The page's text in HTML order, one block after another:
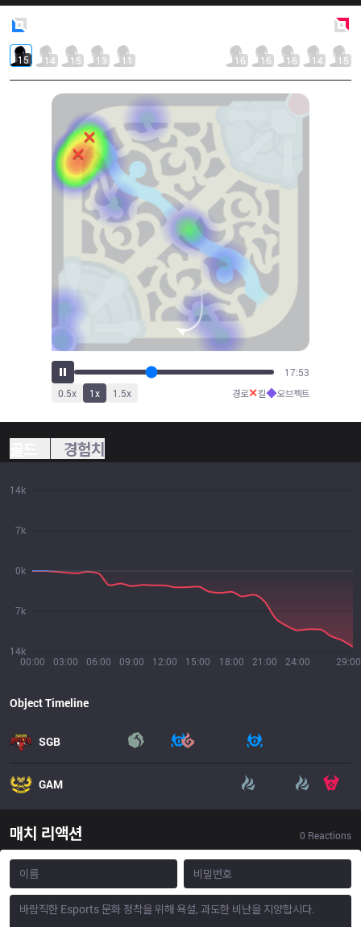
15 14 15 13 11 16 16 16 14 15
19:45
0.5x 1x 1.5x 경로✕킬◆오브젝트
경험치
00:00 03:00 06:00 09:00 12:00 15:00 18:00 21:00 24:00 29:00
14k
7k
0k
7k
14k
Object Timeline
SGB
GAM
매치 리액션 0 Reactions